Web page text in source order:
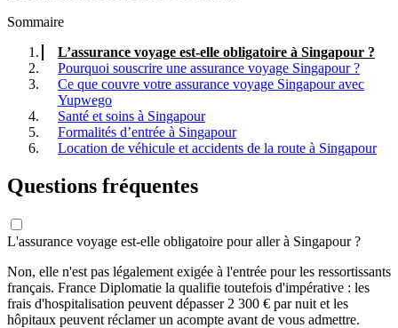
Sommaire
L’assurance voyage est-elle obligatoire à Singapour ?
Pourquoi souscrire une assurance voyage Singapour ?
Ce que couvre votre assurance voyage Singapour avec
Yupwego
Santé et soins à Singapour
Formalités d’entrée à Singapour
Location de véhicule et accidents de la route à Singapour
Questions fréquentes
L'assurance voyage est-elle obligatoire pour aller à Singapour ?
Non, elle n'est pas légalement exigée à l'entrée pour les ressortissants
français. France Diplomatie la qualifie toutefois d'impérative : les
frais d'hospitalisation peuvent dépasser 2 300 € par nuit et les
hôpitaux peuvent réclamer un acompte avant de vous admettre.